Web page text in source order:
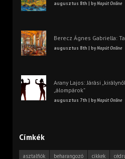
augusztus 8th | byNapút Online
Berecz Ágnes Gabriella:
augusztus 8th | byNapút Online
Arany Lajos: Járási
„álompárok”
augusztus 7th | byNapút Online
Címkék
asztalfiók beharangozó cikkek